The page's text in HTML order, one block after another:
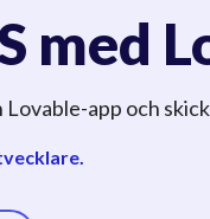
med
Lovable-app och